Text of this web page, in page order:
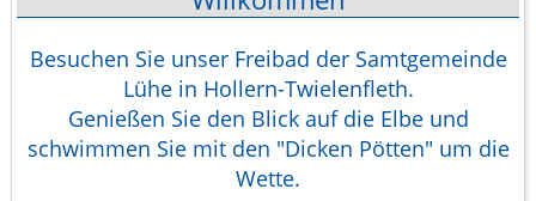
Besuchen Sie unser Freibad der Samtgemeinde
Lühe in Hollern-Twielenfleth.
Genießen Sie den Blick auf die Elbe und
schwimmen Sie mit den "Dicken Pötten" um die
Wette.